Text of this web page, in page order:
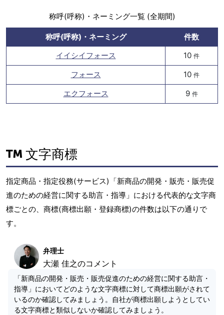
称呼(呼称)・ネーミング一覧 (全期間)
称呼(呼称)・ネーミング
件数
イイシイフォース
10 件
フォース 10 件
エクフォース 9 件
文字商標
指定商品・指定役務(サービス)「新商品の開発・販売・販売促
進のための経営に関する助言・指導」における代表的な文字商
標ごとの、商標(商標出願・登録商標)の件数は以下の通りで
す。
弁理士
大瀬 佳之のコメント
「新商品の開発・販売・販売促進のための経営に関する助言・
指導」においてどのような文字商標に対して商標出願がされて
いるのか確認してみましょう。自社が商標出願しようとしてい
る文字商標と類似しないか確認してみましょう。